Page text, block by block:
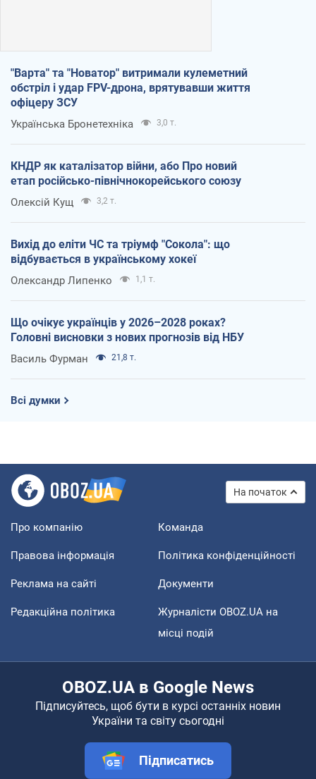
"Варта" та "Новатор" витримали кулеметний
обстріл і удар FPV-дрона, врятувавши життя
офіцеру ЗСУ
Українська Бронетехніка 3,0 т.
КНДР як каталізатор війни, або Про новий
етап російсько-північнокорейського союзу
Олексій Кущ 3,2 т.
Вихід до еліти ЧС та тріумф "Сокола": що
відбувається в українському хокеї
Олександр Липенко 1,1 т.
Що очікує українців у 2026–2028 роках?
Головні висновки з нових прогнозів від НБУ
Василь Фурман 21,8 т.
Всі думки
На початок
Про компанію Команда
Правова інформація Політика конфіденційності
Реклама на сайті Документи
Редакційна політика
Журналісти OBOZ.UA на
місці подій
OBOZ.UA в Google News
Підписуйтесь, щоб бути в курсі останніх новин
України та світу сьогодні
Підписатись